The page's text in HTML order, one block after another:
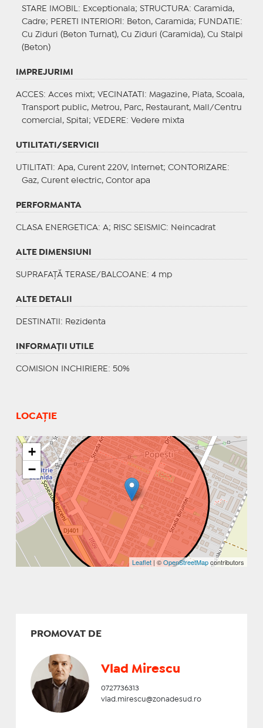
STARE IMOBIL : Exceptionala; STRUCTURA: Caramida,
Cadre; PERETI INTERIORI : Beton, Caramida; FUNDATIE :
Cu Ziduri (Beton Turnat), Cu Ziduri (Caramida), Cu Stalpi
(Beton)
IMPREJURIMI
ACCES: Acces mixt; VECINATATI : Magazine, Piata, Scoala,
Transport public, Metrou, Parc, Restaurant, Mall/Centru
comercial, Spital; VEDERE : Vedere mixta
UTILITATI/SERVICII
UTILITATI : Apa, Curent 220V, Internet; CONTORIZARE :
Gaz, Curent electric, Contor apa
PERFORMANTA
CLASA ENERGETICA: A; RISC SEISMIC: Neincadrat
ALTE DIMENSIUNI
SUPRAFAȚĂ TERASE/BALCOANE: 4 mp
ALTE DETALII
DESTINATII : Rezidenta
INFORMAŢII UTILE
COMISION INCHIRIERE: 50%
LOCAȚIE
+
−
Leaflet | ©OpenStreetMapcontributors
PROMOVAT DE
Vlad Mirescu
0727736313
vlad.mirescu@zonadesud.ro